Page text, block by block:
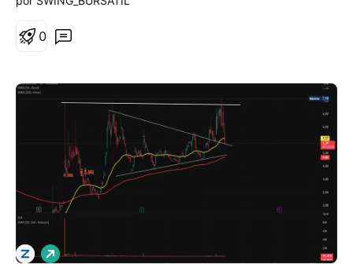
calmado momentaneamente) hasta la previa
resistencia que al parecer es el nuevo soporte. RSI y
MACD con aparente intención de reversión.
aprovechar otro potencial upside de +20%. Veremos
cómo se comporta
0
L
a